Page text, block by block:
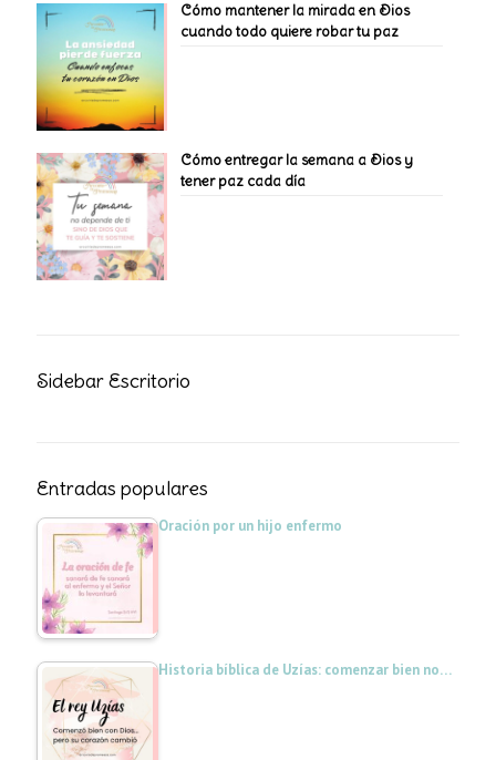
Cómo mantener la mirada en Dios
cuando todo quiere robar tu paz
Cómo entregar la semana a Dios y
tener paz cada día
Sidebar Escritorio
Entradas populares
Oración por un hijo enfermo
Historia bíblica de Uzías: comenzar bien no…